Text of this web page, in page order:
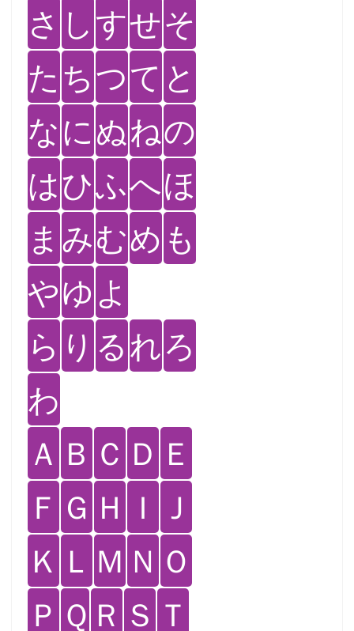
さ しすせそ
た ちつて と
なにぬねの
はひふへほ
ま みむめ も
やゆ よ
ら り るれろ
わ
Ａ Ｂ Ｃ Ｄ Ｅ
Ｆ Ｇ Ｈ Ｉ Ｊ
Ｋ Ｌ Ｍ Ｎ Ｏ
Ｐ Ｑ Ｒ Ｓ Ｔ